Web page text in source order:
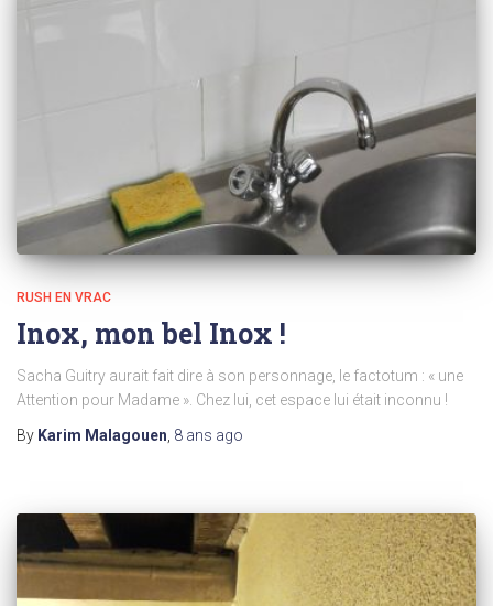
RUSH EN VRAC
Inox, mon bel Inox !
Sacha Guitry aurait fait dire à son personnage, le factotum : « une
Attention pour Madame ». Chez lui, cet espace lui était inconnu !
By Karim Malagouen 8 ans ago